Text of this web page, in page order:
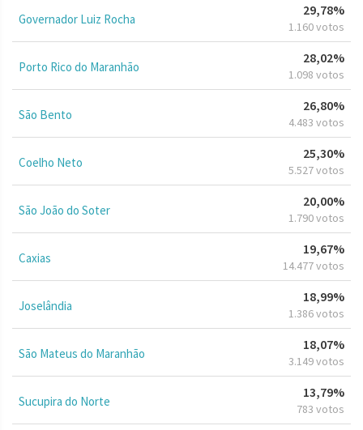
Governador Luiz Rocha
29,78%
1.160 votos
Porto Rico do Maranhão
28,02%
1.098 votos
São Bento
26,80%
4.483 votos
Coelho Neto
25,30%
5.527 votos
São João do Soter
20,00%
1.790 votos
Caxias
19,67%
14.477 votos
Joselândia
18,99%
1.386 votos
São Mateus do Maranhão
18,07%
3.149 votos
Sucupira do Norte
13,79%
783 votos